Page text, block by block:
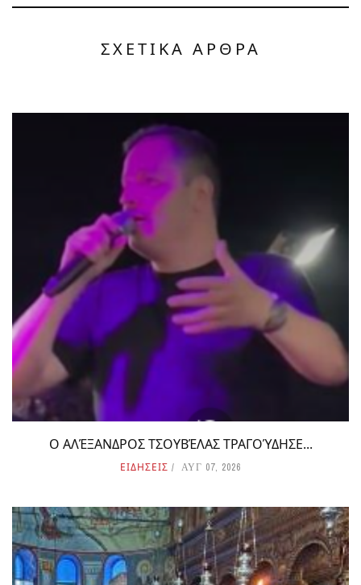
ΣΧΕΤΙΚΑ ΑΡΘΡΑ
Ο ΑΛΈΞΑΝΔΡΟΣ ΤΣΟΥΒΈΛΑΣ ΤΡΑΓΟΎΔΗΣΕ...
ΕΙΔΗΣΕΙΣ ΑΥΓ 07, 2026